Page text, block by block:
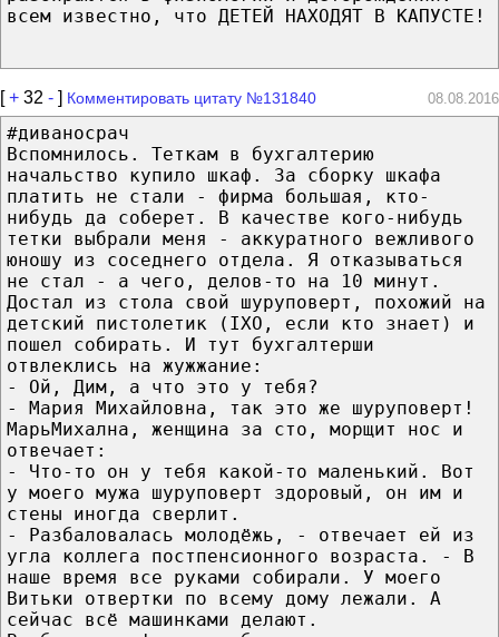
всем известно, что ДЕТЕЙ НАХОДЯТ В КАПУСТЕ!
[+ 32 - ] Комментировать цитату №131840 08.08.2016
#диваносрач
Вспомнилось. Теткам в бухгалтерию
начальство купило шкаф. За сборку шкафа
платить не стали - фирма большая, кто-
нибудь да соберет. В качестве кого-нибудь
тетки выбрали меня - аккуратного вежливого
юношу из соседнего отдела. Я отказываться
не стал - а чего, делов-то на 10 минут.
Достал из стола свой шуруповерт, похожий на
детский пистолетик (IXO, если кто знает) и
пошел собирать. И тут бухгалтерши
отвлеклись на жужжание:
- Ой, Дим, а что это у тебя?
- Мария Михайловна, так это же шуруповерт!
МарьМихална, женщина за сто, морщит нос и
отвечает:
- Что-то он у тебя какой-то маленький. Вот
у моего мужа шуруповерт здоровый, он им и
стены иногда сверлит.
- Разбаловалась молодёжь, - отвечает ей из
угла коллега постпенсионного возраста. - В
наше время все руками собирали. У моего
Витьки отвертки по всему дому лежали. А
сейчас всё машинками делают.